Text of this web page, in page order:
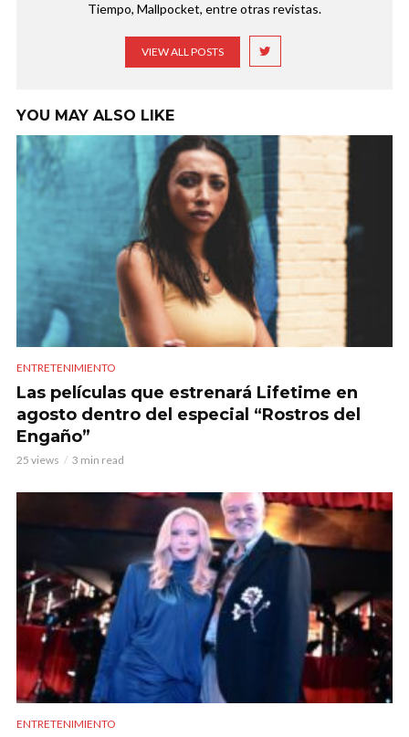
Tiempo, Mallpocket, entre otras revistas.
VIEW ALL POSTS
YOU MAY ALSO LIKE
ENTRETENIMIENTO
Las películas que estrenará Lifetime en
agosto dentro del especial “Rostros del
Engaño”
25 views 3 min read
ENTRETENIMIENTO